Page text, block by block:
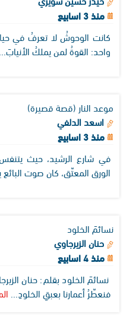
منذ 3 اسابيع
كانت الوحوشُ لا تعرفُ في
واحد: القوةُ لمن يملكُ الأنيابَ...
موعد النار (قصة قصيرة)
اسعد الدلفي
منذ 3 اسابيع
في شارع الرشيد، حيث يتنفس
الورق المعتّق، كان صوت
نسائمَ الخلود
حنان الزيرجاوي
منذ 4 اسابيع
نسائمَ الخلود بقلم: حنان
فنعطّرُ أعمارنا بعبقِ الخلودِ...